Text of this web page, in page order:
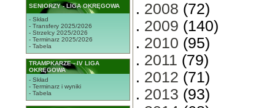
SENIORZY - LIGA OKRĘGOWA
- Skład
- Transfery 2025/2026
- Strzelcy 2025/2026
- Terminarz 2025/2026
- Tabela
TRAMPKARZE - IV LIGA
OKRĘGOWA
- Skład
- Terminarz i wyniki
- Tabela
. 2008 (72)
. 2009 (140)
. 2010 (95)
. 2011 (79)
. 2012 (71)
. 2013 (93)